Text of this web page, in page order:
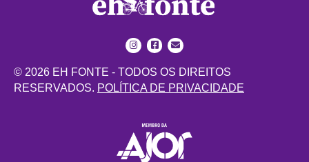
© 2026 EH FONTE - TODOS OS DIREITOS
RESERVADOS. POLÍTICA DE PRIVACIDADE